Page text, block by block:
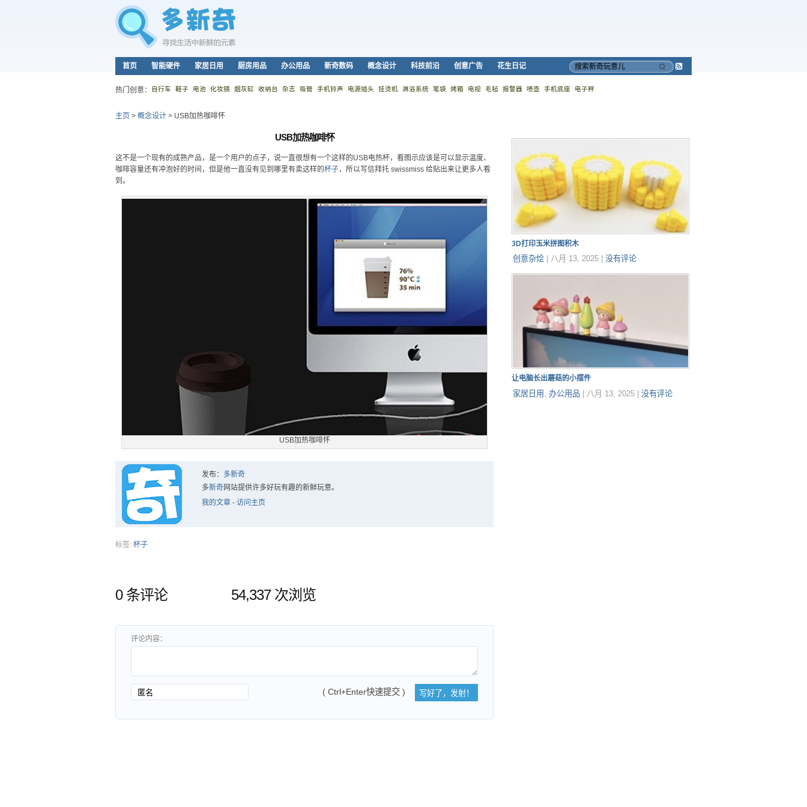
首页 智能硬件 家居日用 厨房用品 办公用品 新奇数码 概念设计 科技前沿 创意广告 花生日记
Subscribe
搜
热门创意： 自行车 鞋子 电池 化妆镜 烟灰缸 收纳台 杂志 吸管 手机铃声 电源插头 挂烫机 淋浴系统 笔袋 烤箱 电视 毛毡 报警器 喷壶 手机底座 电子秤
主页 > 概念设计 > USB加热咖啡怀
USB加热咖啡怀
这不是一个现有的成熟产品，是一个用户的点子，说一直很想有一个这样的USB电热杯，看图示应该是可以显示温度、
咖啡容量还有冲泡好的时间，但是他一直没有见到哪里有卖这样的杯子，所以写信拜托 swissmiss 给贴出来让更多人看
到。
USB加热咖啡怀
发布： 多新奇
多新奇网站提供许多好玩有趣的新鲜玩意。
我的文章 - 访问主页
标签: 杯子
0 条评论 54,337 次浏览
评论内容：
( Ctrl+Enter快速提交 )
3D打印玉米拼图积木
创意杂烩 八月 13, 2025 没有评论
让电脑长出蘑菇的小摆件
家居日用 办公用品 八月 13, 2025 没有评论